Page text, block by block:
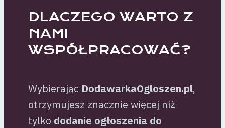
DLACZEGO WARTO Z
NAMI
WSPÓŁPRACOWAĆ?
Wybierając DodawarkaOgloszen.pl,
otrzymujesz znacznie więcej niż
tylko dodanie ogłoszenia do